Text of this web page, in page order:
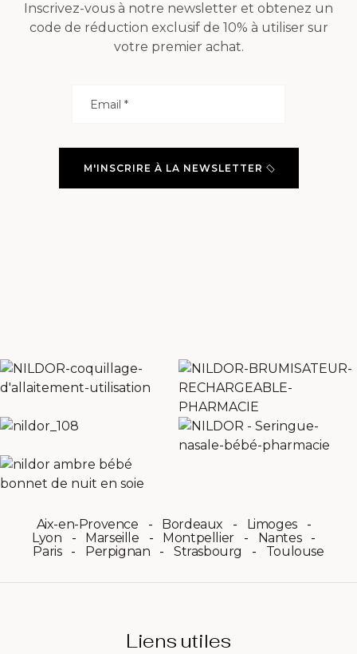
Inscrivez-vous à notre newsletter et obtenez un
code de réduction exclusif de 10% à utiliser sur
votre premier achat.
M'INSCRIRE À LA NEWSLETTER
Aix-en-Provence Bordeaux
Limoges
Lyon
Marseille Montpellier
Nantes
Paris
Perpignan Strasbourg Toulouse
Liens utiles